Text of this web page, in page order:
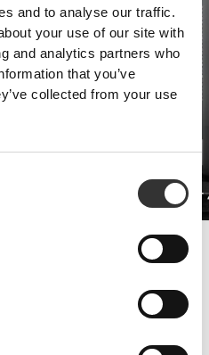
and to analyse our traffic.
your use of our site with
and analytics partners who
that you’ve
collected from your use
γάλακτος και αμινοξέων είναι το